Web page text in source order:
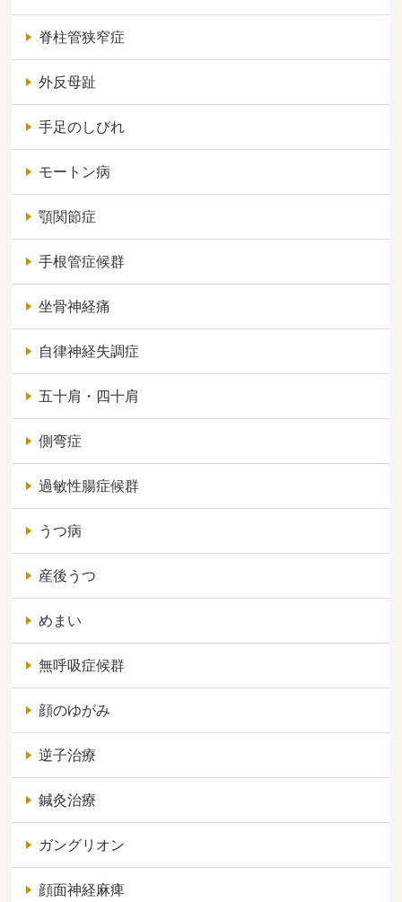
脊柱管狭窄症
外反母趾
手足のしびれ
モートン病
顎関節症
手根管症候群
坐骨神経痛
自律神経失調症
五十肩・四十肩
側弯症
過敏性腸症候群
うつ病
産後うつ
めまい
無呼吸症候群
顔のゆがみ
逆子治療
鍼灸治療
ガングリオン
顔面神経麻痺